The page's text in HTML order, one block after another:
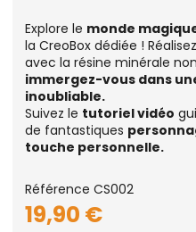
Explore le monde
la CreoBox dédiée !
avec la résine minérale
immergez-vous dans
inoubliable.
Suivez le tutoriel vidéo
de fantastiques
touche personnelle.
Référence CS002
19,90 €